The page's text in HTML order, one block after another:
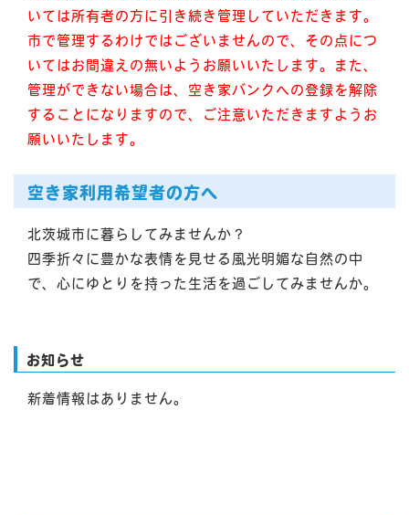
いては所有者の方に引き続き管理していただきます。
市で管理するわけではございませんので、その点につ
いてはお間違えの無いようお願いいたします。また、
管理ができない場合は、空き家バンクへの登録を解除
することになりますので、ご注意いただきますようお
願いいたします。
空き家利用希望者の方へ
北茨城市に暮らしてみませんか？
四季折々に豊かな表情を見せる風光明媚な自然の中
で、心にゆとりを持った生活を過ごしてみませんか。
お知らせ
新着情報はありません。